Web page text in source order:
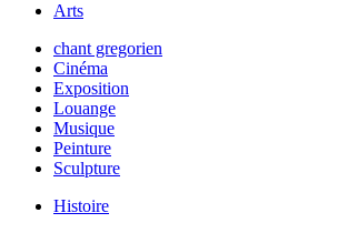
Arts
chant gregorien
Cinéma
Exposition
Louange
Musique
Peinture
Sculpture
Histoire